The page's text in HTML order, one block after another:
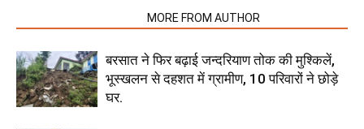
MORE FROM AUTHOR
बरसात ने फिर बढ़ाई जन्दरियाण तोक की मुश्किलें,
भूस्खलन से दहशत में ग्रामीण, 10 परिवारों ने छोड़े
घर.